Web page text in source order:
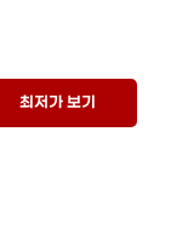
최저가 보기